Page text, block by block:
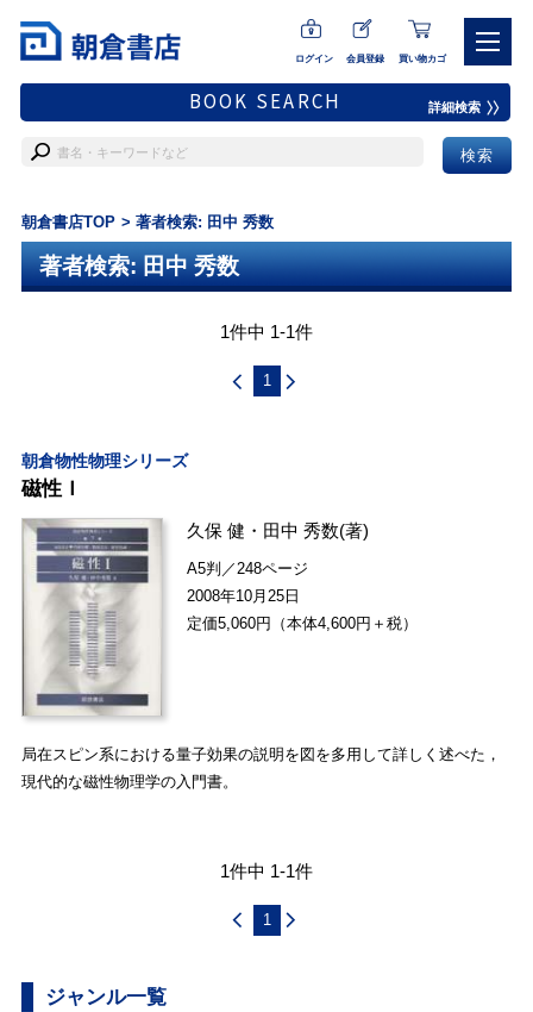
ログイン 会員登録 買い物カゴ
BOOK SEARCH 詳細検索
朝倉書店TOP 著者検索: 田中 秀数
著者検索: 田中 秀数
1件中 1-1件
1
朝倉物性物理シリーズ
磁性Ｉ
久保 健 ・ 田中 秀数(著)
A5判／248ページ
2008年10月25日
定価5,060円（本体4,600円＋税）
局在スピン系における量子効果の説明を図を多用して詳しく述べた，
現代的な磁性物理学の入門書。
1件中 1-1件
1
ジャンル一覧